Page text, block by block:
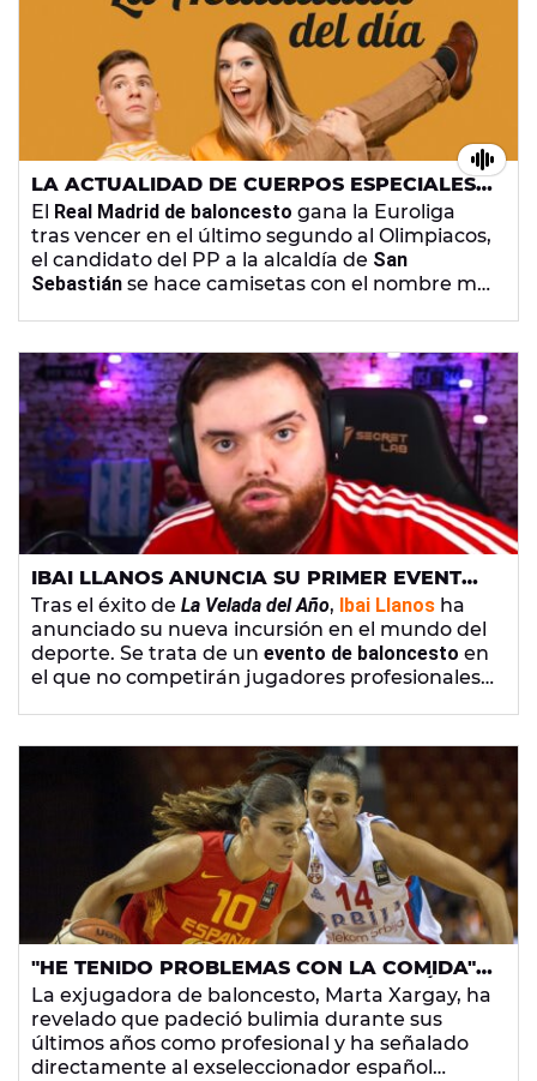
LA ACTUALIDAD DE CUERPOS ESPECIALES -
LUNES 22 DE MAYO DE 2023
El Real Madrid de baloncesto gana la Euroliga
tras vencer en el último segundo al Olimpiacos,
el candidato del PP a la alcaldía de San
Sebastián se hace camisetas con el nombre mal
contra una comisaria.Eva SorianoeIggy Rubín
comentan la actualidad del lunes 22 de mayo.
IBAI LLANOS ANUNCIA SU PRIMER EVENTO
DE BALONCESTO: "SIN JUGADORES
PROFESIONALES, POR FAVOR"
Tras el éxito de La Velada del Año, Ibai Llanos ha
anunciado su nueva incursión en el mundo del
deporte. Se trata de un evento de baloncesto en
el que no competirán jugadores profesionales:
"HE TENIDO PROBLEMAS CON LA COMIDA":
MARTA XARGAY REVELA QUE PADECIÓ
BULIMIA Y CULPA AL SELECCIONADOR
LUCAS MONDELO
La exjugadora de baloncesto, Marta Xargay, ha
revelado que padeció bulimia durante sus
últimos años como profesional y ha señalado
directamente al exseleccionador español